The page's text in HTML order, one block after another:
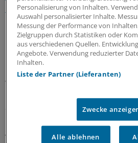
Investitionsstau belaufe sich auf
Natürlich sei der Strukturfonds
betonte Achim Schäfer,
Medizinischen Zentrums für
Lippspringe. Aber: "Er hat gezeigt,
wirkt."
Schließlich hätten die Länder
Gesamtvolumen von mehr als
Personalisierung von Inhalten.
Auswahl personalisierter Inhalte.
Messung der Performance von
Zielgruppen durch Statistiken oder
aus verschiedenen Quellen.
Angebote. Verwendung reduzierter
Inhalten.
Liste der Partner (Lieferanten)
Zwecke
Alle ablehnen